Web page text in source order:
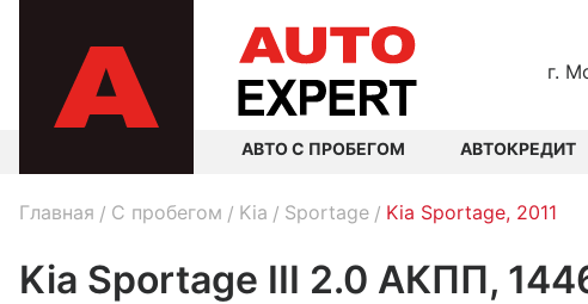
г.
АВТО С ПРОБЕГОМ АВТОКРЕДИТ
Главная C пробегом Kia Sportage Kia Sportage, 2011
Kia Sportage III 2.0 АКПП,